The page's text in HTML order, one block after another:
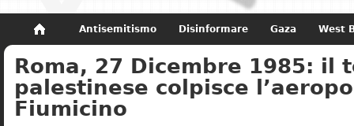
Antisemitismo Disinformare Gaza West
Non dimenticare Storia di Israele
Roma, 27 Dicembre 1985: il
palestinese colpisce
Fiumicino